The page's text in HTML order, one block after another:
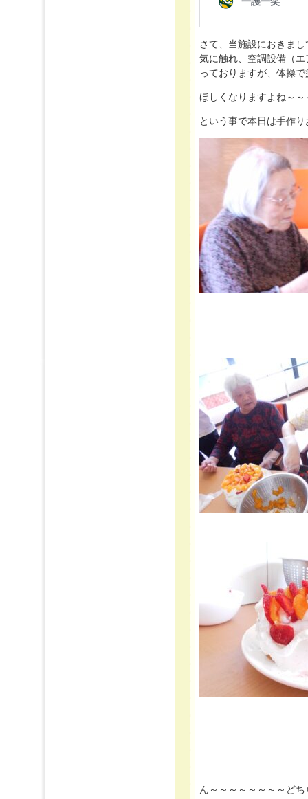
さて、当施設におきま
気に触れ、空調設備（
っておりますが、体操
ほしくなりますよね～
という事で本日は手作
ん～～～～～～～～ど